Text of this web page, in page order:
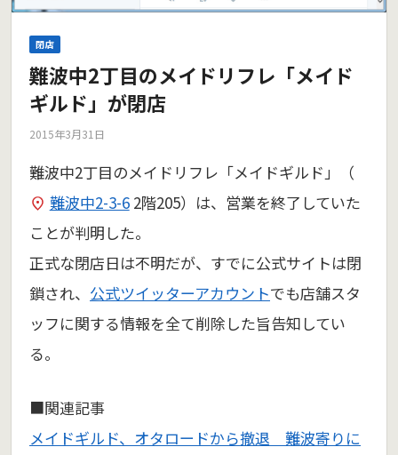
閉店
難波中2丁目のメイドリフレ「メイド
ギルド」が閉店
2015年3月31日
難波中2丁目のメイドリフレ「メイドギルド」（
難波中2-3-62階205）は、営業を終了していた
ことが判明した。
正式な閉店日は不明だが、すでに公式サイトは閉
鎖され、 公式ツイッターアカウントでも店舗スタ
ッフに関する情報を全て削除した旨告知してい
る。
■関連記事
メイドギルド、オタロードから撤退 難波寄りに